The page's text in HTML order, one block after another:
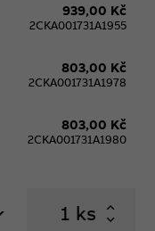
939,00 Kč
2CKA001731A1955
803,00 Kč
2CKA001731A1978
803,00 Kč
2CKA001731A1980
ks